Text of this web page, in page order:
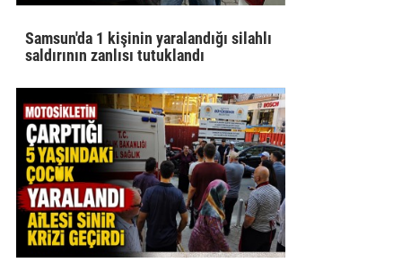
Samsun'da 1 kişinin yaralandığı silahlı
saldırının zanlısı tutuklandı